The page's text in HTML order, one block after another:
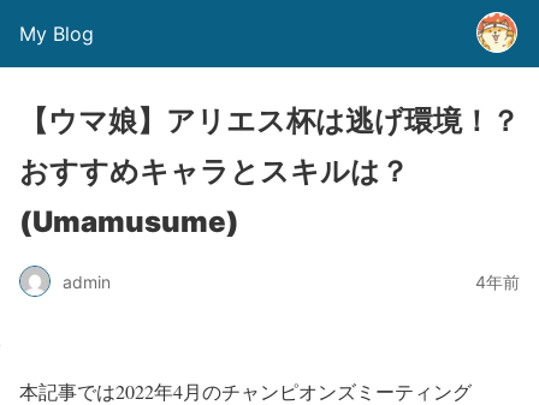
My Blog
【ウマ娘】アリエス杯は逃げ環境！？
おすすめキャラとスキルは？
(Umamusume)
admin 4年前
本記事では2022年4月のチャンピオンズミーティング